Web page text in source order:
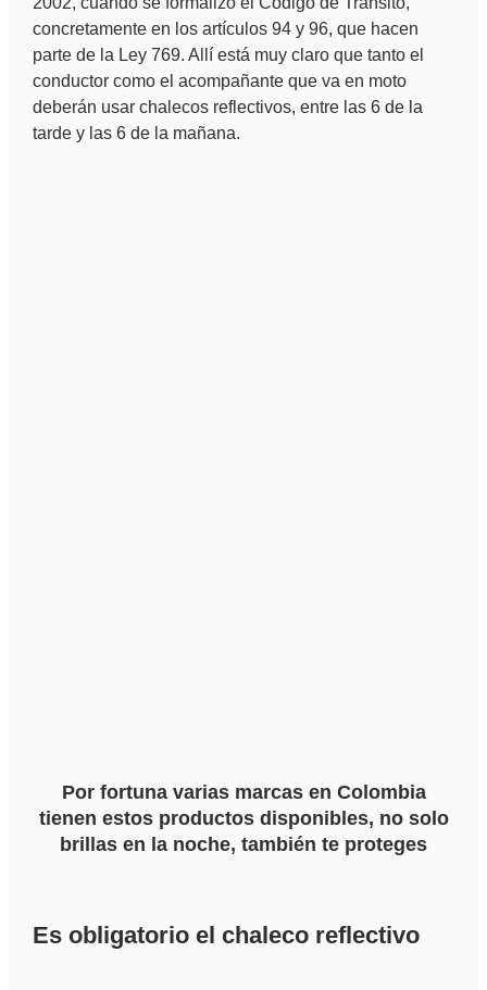
concretamente en los artículos 94 y 96, que hacen
parte de la Ley 769. Allí está muy claro que tanto el
conductor como el acompañante que va en moto
deberán usar chalecos reflectivos, entre las 6 de la
tarde y las 6 de la mañana.
Por fortuna varias marcas en Colombia
tienen estos productos disponibles, no solo
brillas en la noche, también te proteges
Es obligatorio el chaleco reflectivo